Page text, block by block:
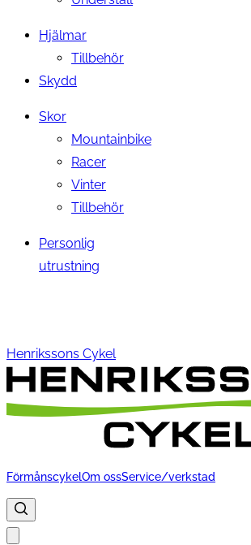
Hjälmar
Tillbehör
Skydd
Skor
Mountainbike
Racer
Vinter
Tillbehör
Personlig
utrustning
Henrikssons Cykel
FörmånscykelOm ossService/verkstad